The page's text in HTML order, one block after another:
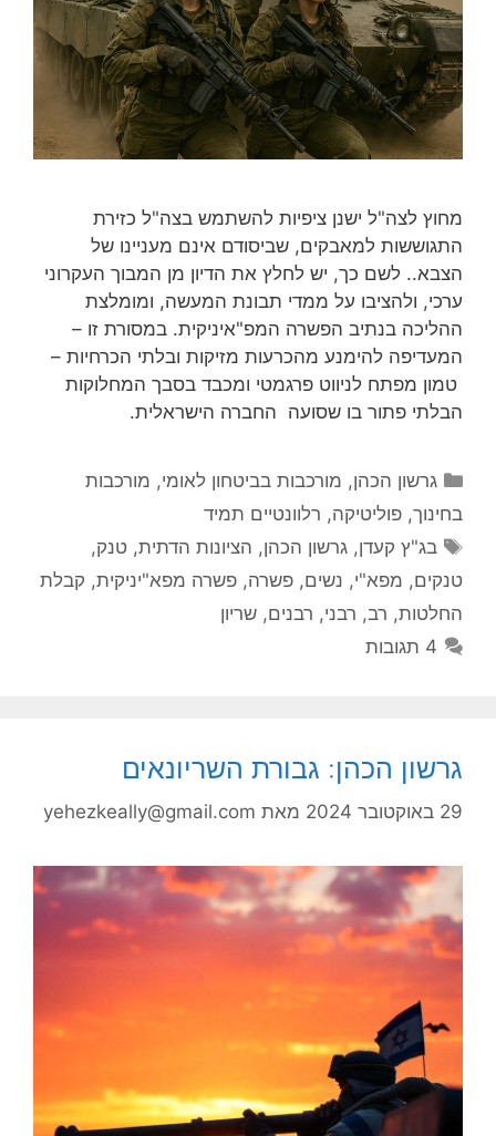
מחוץ לצה"ל ישנן ציפיות להשתמש בצה"ל כזירת
התגוששות למאבקים, שביסודם אינם מעניינו של
הצבא.. לשם כך, יש לחלץ את הדיון מן המבוך העקרוני
ערכי, ולהציבו על ממדי תבונת המעשה, ומומלצת
ההליכה בנתיב הפשרה המפ"איניקית. במסורת זו –
המעדיפה להימנע מהכרעות מזיקות ובלתי הכרחיות –
טמון מפתח לניווט פרגמטי ומכבד בסבך המחלוקות
הבלתי פתור בו שסועה החברה הישראלית.
קטגוריות
גרשון הכהן, מורכבות בביטחון לאומי, מורכבות
בחינוך, פוליטיקה, רלוונטיים תמיד
תגיות
בג"ץ קעדן,גרשון הכהן, הציונות הדתית,טנק,
טנקים, מפא"י, נשים, פשרה, פשרה מפא"יניקית, קבלת
החלטות, רב, רבני, רבנים, שריון
4 תגובות
גרשון הכהן: גבורת השריונאים
29 באוקטובר 2024 מאת yehezkeally@gmail.com